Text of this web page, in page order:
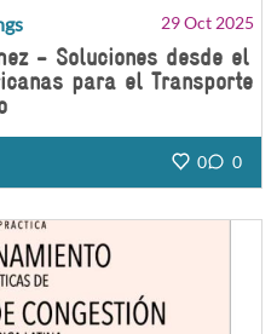
29 Oct 2025
- Soluciones desde el
para el Transporte
0 0